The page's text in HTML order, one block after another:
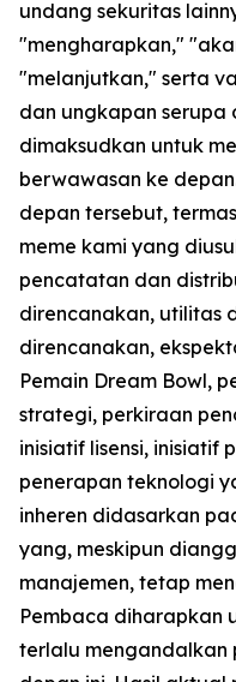
undang sekuritas
"mengharapkan,"
"melanjutkan," serta
dan ungkapan
dimaksudkan untuk
berwawasan ke
depan tersebut,
meme kami yang
pencatatan dan
direncanakan, utilitas
direncanakan,
Pemain Dream Bowl,
strategi, perkiraan
inisiatif lisensi, inisiatif
penerapan teknologi
inheren didasarkan
yang, meskipun
manajemen, tetap
Pembaca diharapkan
terlalu mengandalkan